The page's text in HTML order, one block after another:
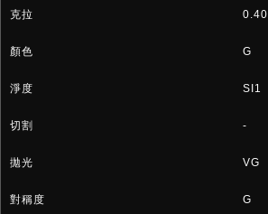
0.40
G
SI1
-
VG
G